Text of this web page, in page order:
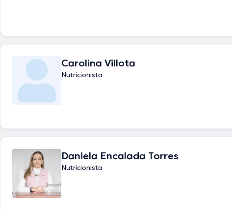
Carolina Villota
Nutricionista
Daniela Encalada Torres
Nutricionista